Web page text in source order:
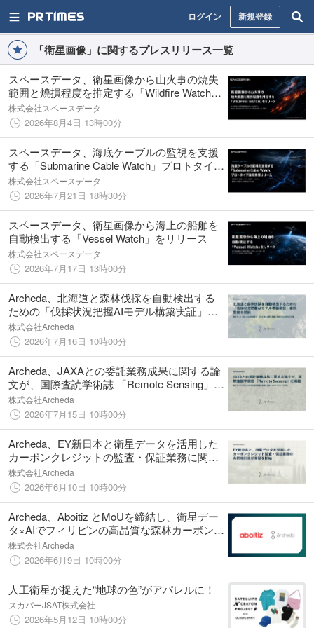
ログイン 新規登録
「衛星画像」に関するプレスリリース一覧
スペースデータ、衛星画像から山火事の焼失
範囲と焼損程度を推定する「Wildfire Watch」
をリリース
株式会社スペースデータ
2026年8月4日 13時00分
スペースデータ、海底ケーブルの監視を支援
する「Submarine Cable Watch」プロトタイプ
版を無償リリース
株式会社スペースデータ
2026年7月21日 18時30分
スペースデータ、衛星画像から海上の船舶を
自動検出する「Vessel Watch」をリリース
株式会社スペースデータ
2026年7月17日 13時00分
Archeda、北海道と森林伐採を自動検出する
ための「伐採状況把握AIモデル構築実証」委
託業務を契約
株式会社Archeda
2026年7月16日 10時00分
Archeda、JAXAとの委託業務成果に関する論
文が、国際査読学術誌 「Remote Sensing」に
掲載
株式会社Archeda
2026年7月15日 10時00分
Archeda、EY新日本と衛星データを活用した
カーボンクレジットの監査・保証業務に関す
る共同検討および実証を開始
株式会社Archeda
2026年6月10日 10時00分
Archeda、Aboitiz とMoUを締結し、衛星デー
タ×AIでフィリピンの高品質な森林カーボンプ
ロジェクトに向けた連携を開始
株式会社Archeda
2026年6月9日 10時00分
人工衛星が捉えた“地球の色”がアパレルに！
スカパーJSAT株式会社
2026年5月12日 10時00分